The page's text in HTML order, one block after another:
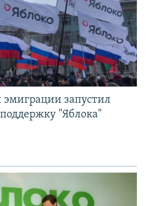
эмиграции запустил
"Яблока"